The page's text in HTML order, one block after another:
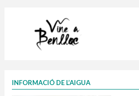
INFORMACIÓ DE L’AIGUA